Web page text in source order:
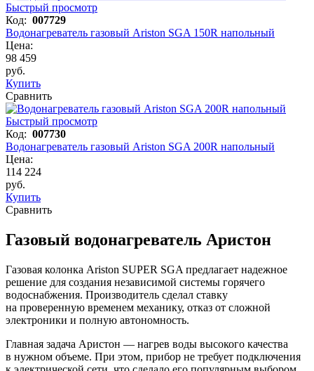
Быстрый просмотр
Код: 007729
Водонагреватель газовый Ariston SGA 150R напольный
Цена:
98 459
руб.
Купить
Сравнить
Быстрый просмотр
Код: 007730
Водонагреватель газовый Ariston SGA 200R напольный
Цена:
114 224
руб.
Купить
Сравнить
Газовый водонагреватель Аристон
Газовая колонка Ariston SUPER SGA предлагает надежное
решение для создания независимой системы горячего
водоснабжения. Производитель сделал ставку
на проверенную временем механику, отказ от сложной
электроники и полную автономность.
Главная задача Аристон — нагрев воды высокого качества
в нужном объеме. При этом, прибор не требует подключения